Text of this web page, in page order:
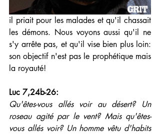
il priait pour les malades et qu'il chassait
les démons. Nous voyons aussi qu'il ne
s'y arrête pas, et qu'il vise bien plus loin:
son objectif n'est pas le prophétique mais
la royauté!
Luc 7,24b-26:
Qu'êtes-vous allés voir au désert? Un
roseau agité par le vent? Mais qu'êtes-
vous allés voir? Un homme vêtu d'habits